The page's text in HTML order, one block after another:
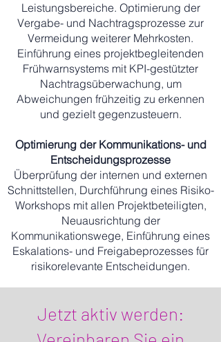
Leistungsbereiche. Optimierung der
Vergabe- und Nachtragsprozesse zur
Vermeidung weiterer Mehrkosten.
Einführung eines projektbegleitenden
Frühwarnsystems mit KPI-gestützter
Nachtragsüberwachung, um
Abweichungen frühzeitig zu erkennen
und gezielt gegenzusteuern.
Optimierung der Kommunikations- und
Entscheidungsprozesse
Überprüfung der internen und externen
Schnittstellen, Durchführung eines Risiko-
Workshops mit allen Projektbeteiligten,
Neuausrichtung der
Kommunikationswege, Einführung eines
Eskalations- und Freigabeprozesses für
risikorelevante Entscheidungen.
Jetzt aktiv werden: